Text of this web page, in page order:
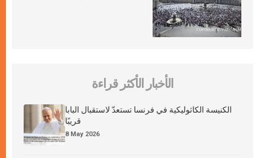
الأخبار الأكثر قراءة
الكنيسة الكاثوليكية في فرنسا تستعدّ لاستقبال البابا
قريبًا
8 May 2026